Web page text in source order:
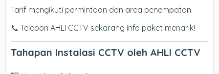
Tarif mengikuti permintaan dan area penempatan.
📞 Telepon AHLI CCTV sekarang info paket menarik!
Tahapan Instalasi CCTV oleh AHLI CCTV